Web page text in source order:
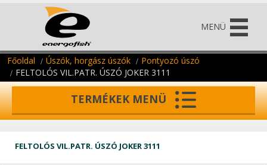
MENÜ
Főoldal Úszók, horgász úszók
Pontyozó úszó
FELTOLÓS VIL.PATR. ÚSZÓ JOKER 3111
TERMÉKEK MENÜ
FELTOLÓS VIL.PATR. ÚSZÓ JOKER 3111